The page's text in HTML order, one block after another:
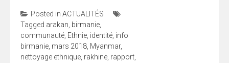
Posted in ACTUALITÉS
Tagged arakan birmanie
communauté Ethnie identité info
birmanie mars 2018 Myanmar,
nettoyage ethnique rakhine rapport